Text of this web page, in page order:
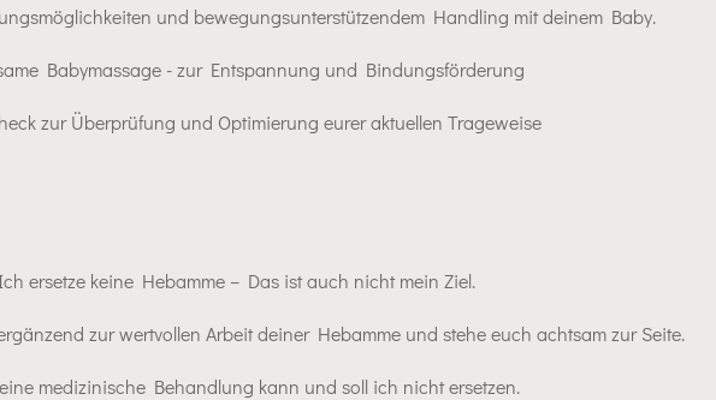
und bewegungsunterstützendem Handling mit deinem Baby.
Babymassage - zur Entspannung und Bindungsförderung
zur Überprüfung und Optimierung eurer aktuellen Trageweise
Ich ersetze keine Hebamme – Das ist auch nicht mein Ziel.
zur wertvollen Arbeit deiner Hebamme und stehe euch achtsam zur Seite.
medizinische Behandlung kann und soll ich nicht ersetzen.